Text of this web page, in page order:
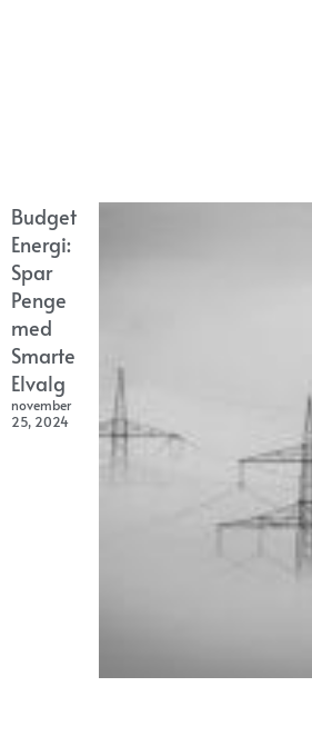
Budget
Energi:
Spar
Penge
med
Smarte
Elvalg
november
25, 2024